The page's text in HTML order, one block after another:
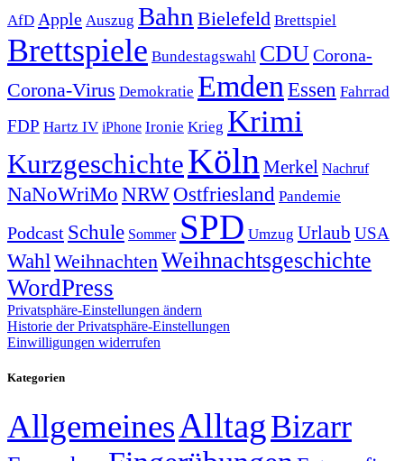
AfD Apple Auszug Bahn Bielefeld Brettspiel
Brettspiele Bundestagswahl CDUCorona-
Corona-Virus Demokratie Emden Essen Fahrrad
FDP Hartz IV iPhone Ironie Krieg Krimi
KurzgeschichteKöln Merkel Nachruf
NaNoWriMo NRWOstfriesland Pandemie
Podcast Schule Sommer SPD Umzug Urlaub USA
Wahl Weihnachten Weihnachtsgeschichte
WordPress
Privatsphäre-Einstellungen ändern
Historie der Privatsphäre-Einstellungen
Einwilligungen widerrufen
Kategorien
AllgemeinesAlltagBizarr